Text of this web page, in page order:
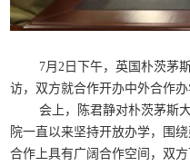
7月2日下午，英国朴茨茅
访，双方就合作开办中外合作
会上，陈君静对朴茨茅斯
院一直以来坚持开放办学，围
合作上具有广阔合作空间，双